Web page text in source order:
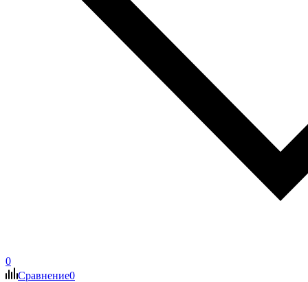
0
Сравнение0